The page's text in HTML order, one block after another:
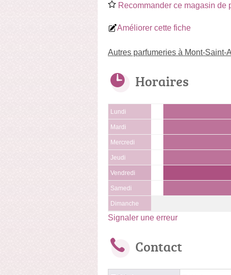
Recommander ce magasin de
Améliorer cette fiche
Autres parfumeries à Mont-Saint-
Horaires
Lundi
Mardi
Mercredi
Jeudi
Vendredi
Samedi
Dimanche
Signaler une erreur
Contact